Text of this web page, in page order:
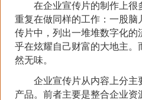
在企业宣传片的制作上很
重复在做同样的工作：一股
传片中，列出一堆堆数字化
乎在炫耀自己财富的大地主
然无味。
企业宣传片从内容上分主
产品。前者主要是整合企业